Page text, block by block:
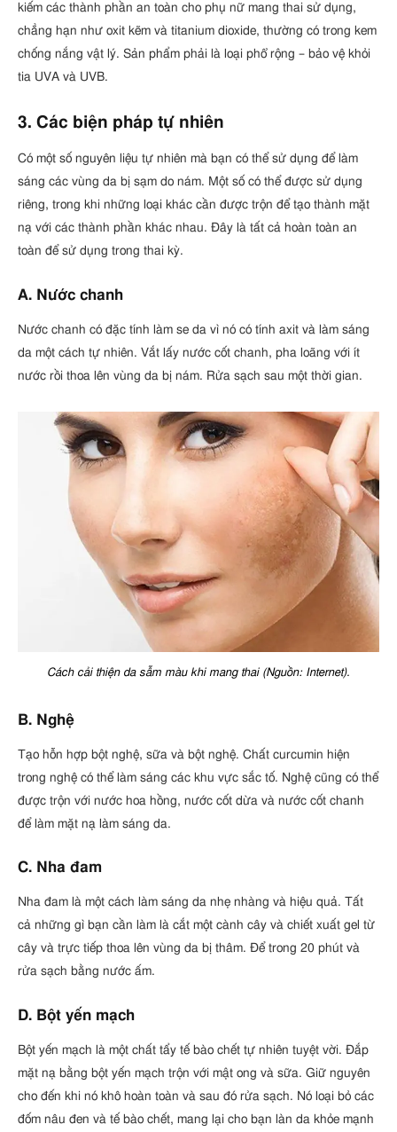
kiếm các thành phần an toàn cho phụ nữ mang thai sử dụng,
chẳng hạn như oxit kẽm và titanium dioxide, thường có trong kem
chống nắng vật lý. Sản phẩm phải là loại phổ rộng – bảo vệ khỏi
tia UVA và UVB.
3. Các biện pháp tự nhiên
Có một số nguyên liệu tự nhiên mà bạn có thể sử dụng để làm
sáng các vùng da bị sạm do nám. Một số có thể được sử dụng
riêng, trong khi những loại khác cần được trộn để tạo thành mặt
nạ với các thành phần khác nhau. Đây là tất cả hoàn toàn an
toàn để sử dụng trong thai kỳ.
A. Nước chanh
Nước chanh có đặc tính làm se da vì nó có tính axit và làm sáng
da một cách tự nhiên. Vắt lấy nước cốt chanh, pha loãng với ít
nước rồi thoa lên vùng da bị nám. Rửa sạch sau một thời gian.
Cách cải thiện da sẫm màu khi mang thai (Nguồn: Internet).
B. Nghệ
Tạo hỗn hợp bột nghệ, sữa và bột nghệ. Chất curcumin hiện
trong nghệ có thể làm sáng các khu vực sắc tố. Nghệ cũng có thể
được trộn với nước hoa hồng, nước cốt dừa và nước cốt chanh
để làm mặt nạ làm sáng da.
C. Nha đam
Nha đam là một cách làm sáng da nhẹ nhàng và hiệu quả. Tất
cả những gì bạn cần làm là cắt một cành cây và chiết xuất gel từ
cây và trực tiếp thoa lên vùng da bị thâm. Để trong 20 phút và
rửa sạch bằng nước ấm.
D. Bột yến mạch
Bột yến mạch là một chất tẩy tế bào chết tự nhiên tuyệt vời. Đắp
mặt nạ bằng bột yến mạch trộn với mật ong và sữa. Giữ nguyên
cho đến khi nó khô hoàn toàn và sau đó rửa sạch. Nó loại bỏ các
đốm nâu đen và tế bào chết, mang lại cho bạn làn da khỏe mạnh